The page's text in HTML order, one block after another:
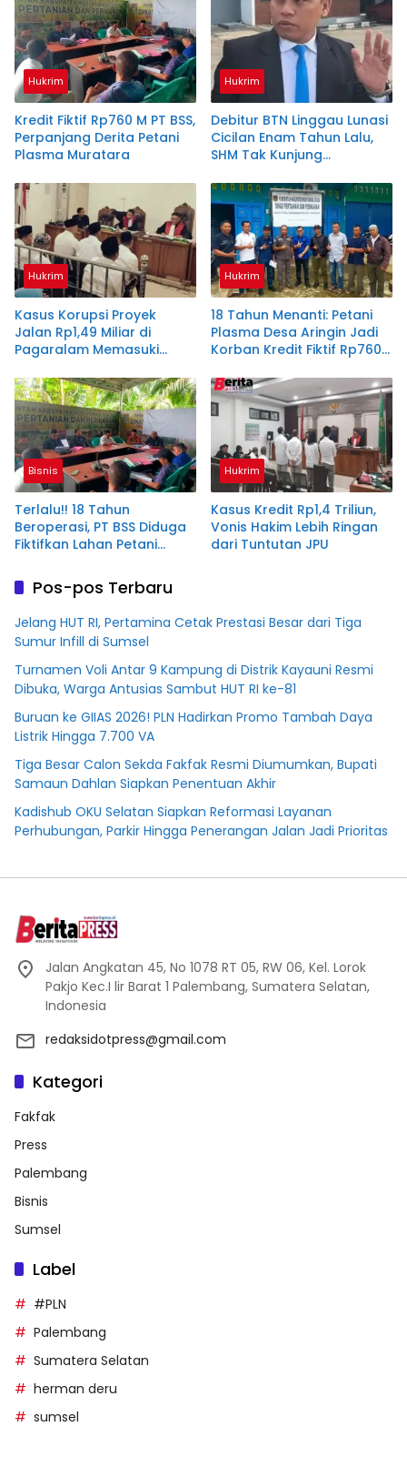
Hukrim
Kredit Fiktif Rp760 M PT BSS,
Perpanjang Derita Petani
Plasma Muratara
Hukrim
Debitur BTN Linggau Lunasi
Cicilan Enam Tahun Lalu,
SHM Tak Kunjung
Hukrim
Kasus Korupsi Proyek
Jalan Rp1,49 Miliar di
Pagaralam Memasuki
Terdakwa Dituntut 2,5
Tahun Penjara
Hukrim
18 Tahun Menanti: Petani
Plasma Desa Aringin Jadi
Korban Kredit Fiktif Rp760
Bisnis
Terlalu!! 18 Tahun
Beroperasi, PT BSS Diduga
Fiktifkan Lahan Petani
Hukrim
Kasus Kredit Rp1,4 Triliun,
Vonis Hakim Lebih Ringan
dari Tuntutan JPU
Pos-pos Terbaru
Jelang HUT RI, Pertamina Cetak Prestasi Besar dari Tiga
Sumur Infill di Sumsel
Turnamen Voli Antar 9 Kampung di Distrik Kayauni Resmi
Dibuka, Warga Antusias Sambut HUT RI ke-81
Buruan ke GIIAS 2026! PLN Hadirkan Promo Tambah Daya
Listrik Hingga 7.700 VA
Tiga Besar Calon Sekda Fakfak Resmi Diumumkan, Bupati
Samaun Dahlan Siapkan Penentuan Akhir
Kadishub OKU Selatan Siapkan Reformasi Layanan
Perhubungan, Parkir Hingga Penerangan Jalan Jadi Prioritas
Jalan Angkatan 45, No 1078 RT 05, RW 06, Kel. Lorok
Pakjo Kec.I lir Barat 1 Palembang, Sumatera Selatan,
Indonesia
redaksidotpress@gmail.com
Kategori
Fakfak
Press
Palembang
Bisnis
Sumsel
Label
#PLN
Palembang
Sumatera Selatan
herman deru
sumsel